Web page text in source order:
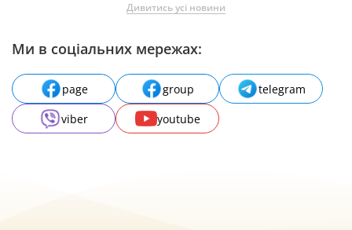
Дивитись усі новини
Ми в соціальних мережах:
page group
telegram
viber
youtube